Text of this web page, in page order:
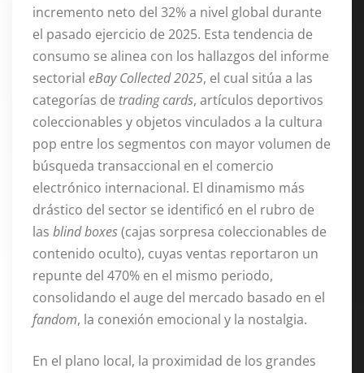
incremento neto del 32% a nivel global durante
el pasado ejercicio de 2025. Esta tendencia de
consumo se alinea con los hallazgos del informe
sectorial eBay Collected 2025, el cual sitúa a las
categorías de trading cards, artículos deportivos
coleccionables y objetos vinculados a la cultura
pop entre los segmentos con mayor volumen de
búsqueda transaccional en el comercio
electrónico internacional. El dinamismo más
drástico del sector se identificó en el rubro de
las blind boxes(cajas sorpresa coleccionables de
contenido oculto), cuyas ventas reportaron un
repunte del 470% en el mismo periodo,
consolidando el auge del mercado basado en el
fandom, la conexión emocional y la nostalgia.
En el plano local, la proximidad de los grandes